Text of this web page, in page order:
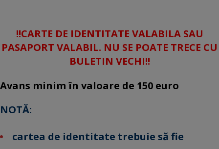
!!CARTE DE IDENTITATE VALABILA SAU
PASAPORT VALABIL. NU SE POATE TRECE CU
BULETIN VECHI!!
Avans minim în valoare de 150 euro
NOTĂ:
cartea de identitate trebuie să fie